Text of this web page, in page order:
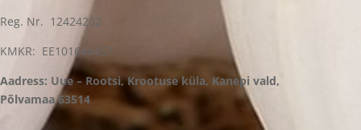
Reg. Nr. 12424202
KMKR: EE101646457
Aadress: Uue – Rootsi, Krootuse küla, Kanepi vald,
Põlvamaa 63514